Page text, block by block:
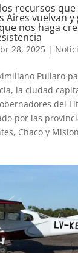
recursos que
Aires vuelvan y
nos haga
28, 2025|
Pullaro
la ciudad
del
por las
Chaco y